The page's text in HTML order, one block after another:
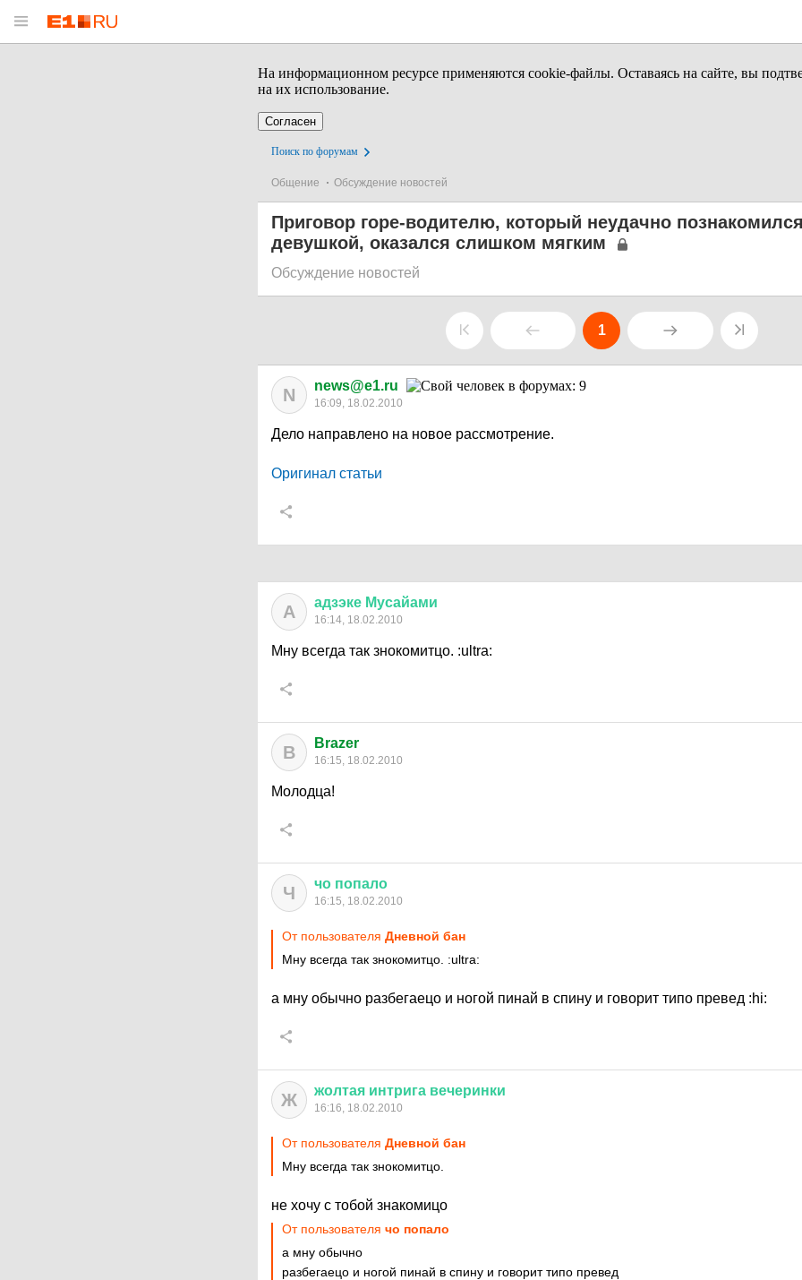
На информационном ресурсе применяются cookie-файлы. Оставаясь на сайте, вы
на их использование.
Согласен
Поиск по форумам
Общение Обсуждение новостей
Приговор горе-водителю, который неудачно
девушкой, оказался слишком мягким
Обсуждение новостей
1
N news@e1.ru
16:09, 18.02.2010
Дело направлено на новое рассмотрение.
Оригинал статьи
А адзэке Мусайами
16:14, 18.02.2010
Мну всегда так знокомитцо. :ultra:
B Brazer
16:15, 18.02.2010
Молодца!
Ч чо попало
16:15, 18.02.2010
От пользователя Дневной бан
Мну всегда так знокомитцо. :ultra:
а мну обычно разбегаецо и ногой пинай в спину и говорит типо превед :hi:
Ж жолтая интрига вечеринки
16:16, 18.02.2010
От пользователя Дневной бан
Мну всегда так знокомитцо.
не хочу с тобой знакомицо
От пользователя чо попало
а мну обычно
разбегаецо и ногой пинай в спину и говорит типо превед